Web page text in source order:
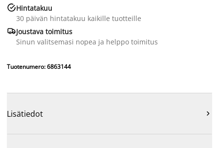
Hintatakuu
30 päivän hintatakuu kaikille tuotteille
Joustava toimitus
Sinun valitsemasi nopea ja helppo toimitus
Tuotenumero: 6863144
Lisätiedot 